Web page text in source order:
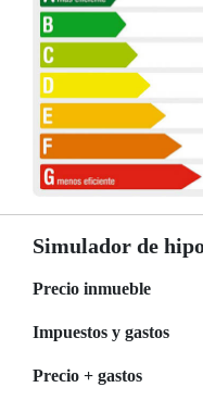
Simulador de
Precio inmueble
Impuestos y gastos
Precio + gastos